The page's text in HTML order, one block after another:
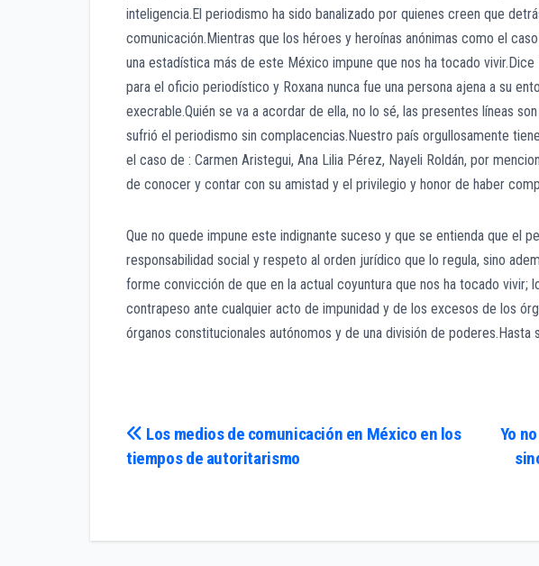
inteligencia.El periodismo ha sido banalizado por quienes creen que
comunicación.Mientras que los héroes y heroínas anónimas como el
una estadística más de este México impune que nos ha tocado
para el oficio periodístico y Roxana nunca fue una persona ajena a su
execrable.Quién se va a acordar de ella, no lo sé, las presentes líneas
sufrió el periodismo sin complacencias.Nuestro país orgullosamente
el caso de : Carmen Aristegui, Ana Lilia Pérez, Nayeli Roldán, por
de conocer y contar con su amistad y el privilegio y honor de haber
Que no quede impune este indignante suceso y que se entienda que el
responsabilidad social y respeto al orden jurídico que lo regula, sino
forme convicción de que en la actual coyuntura que nos ha tocado vivir;
contrapeso ante cualquier acto de impunidad y de los excesos de los
órganos constitucionales autónomos y de una división de poderes.Hasta
Navegación
Yo
Los medios de comunicación en México en los
tiempos de autoritarismo